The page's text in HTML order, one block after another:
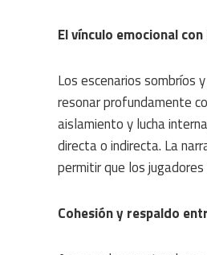
El vínculo emocional
Los escenarios sombríos
resonar profundamente
aislamiento y lucha
directa o indirecta. La
permitir que los
Cohesión y respaldo